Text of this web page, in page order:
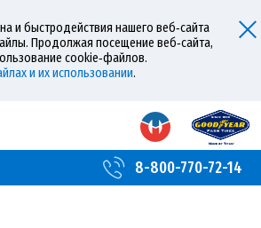
и быстродействия нашего веб‑сайта
Продолжая посещение веб‑сайта,
cookie‑файлов.
и их использовании.
8-800-770-72-14